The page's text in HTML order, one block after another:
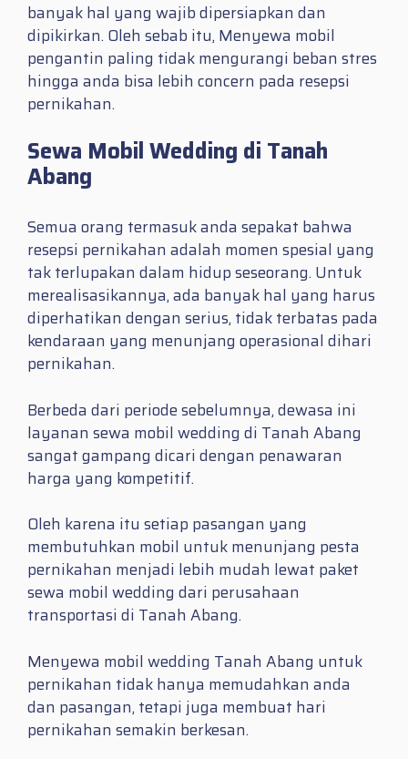
banyak hal yang wajib dipersiapkan dan
dipikirkan. Oleh sebab itu, Menyewa mobil
pengantin paling tidak mengurangi beban stres
hingga anda bisa lebih concern pada resepsi
pernikahan.
Sewa Mobil Wedding di Tanah
Abang
Semua orang termasuk anda sepakat bahwa
resepsi pernikahan adalah momen spesial yang
tak terlupakan dalam hidup seseorang. Untuk
merealisasikannya, ada banyak hal yang harus
diperhatikan dengan serius, tidak terbatas pada
kendaraan yang menunjang operasional dihari
pernikahan.
Berbeda dari periode sebelumnya, dewasa ini
layanan sewa mobil wedding di Tanah Abang
sangat gampang dicari dengan penawaran
harga yang kompetitif.
Oleh karena itu setiap pasangan yang
membutuhkan mobil untuk menunjang pesta
pernikahan menjadi lebih mudah lewat paket
sewa mobil wedding dari perusahaan
transportasi di Tanah Abang.
Menyewa mobil wedding Tanah Abang untuk
pernikahan tidak hanya memudahkan anda
dan pasangan, tetapi juga membuat hari
pernikahan semakin berkesan.